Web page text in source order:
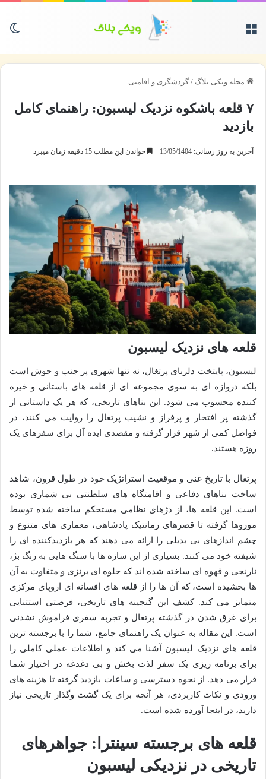
مجله ویکی بلاگ / گردشگری و اقامتی
۷ قلعه باشکوه نزدیک لیسبون: راهنمای کامل
بازدید
آخرین به روز رسانی: 13/05/1404 خواندن این مطلب 15 دقیقه زمان میبرد
قلعه های نزدیک لیسبون
لیسبون، پایتخت دلربای پرتغال، نه تنها شهری پر جنب و جوش است
بلکه دروازه ای به سوی مجموعه ای از قلعه های باستانی و خیره
کننده محسوب می شود. این بناهای تاریخی، که هر یک داستانی از
گذشته پر افتخار و پرفراز و نشیب پرتغال را روایت می کنند، در
فواصل کمی از شهر قرار گرفته و مقصدی ایده آل برای سفرهای یک
روزه هستند.
پرتغال با تاریخ غنی و موقعیت استراتژیک خود در طول قرون، شاهد
ساخت بناهای دفاعی و اقامتگاه های سلطنتی بی شماری بوده
است. این قلعه ها، از دژهای نظامی مستحکم ساخته شده توسط
موروها گرفته تا قصرهای رمانتیک پادشاهی، معماری های متنوع و
چشم اندازهای بی بدیلی را ارائه می دهند که هر بازدیدکننده ای را
شیفته خود می کنند. بسیاری از این سازه ها با سنگ هایی به رنگ بژ،
نارنجی و قهوه ای ساخته شده اند که جلوه ای برنزی و متفاوت به آن
ها بخشیده است، که آن ها را از قلعه های افسانه ای اروپای مرکزی
متمایز می کند. کشف این گنجینه های تاریخی، فرصتی استثنایی
برای غرق شدن در گذشته پرتغال و تجربه سفری فراموش نشدنی
است. این مقاله به عنوان یک راهنمای جامع، شما را با برجسته ترین
قلعه های نزدیک لیسبون آشنا می کند و اطلاعات عملی کاملی را
برای برنامه ریزی یک سفر لذت بخش و بی دغدغه در اختیار شما
قرار می دهد. از نحوه دسترسی و ساعات بازدید گرفته تا هزینه های
ورودی و نکات کاربردی، هر آنچه برای یک گشت وگذار تاریخی نیاز
دارید، در اینجا آورده شده است.
قلعه های برجسته سینترا: جواهرهای
تاریخی در نزدیکی لیسبون